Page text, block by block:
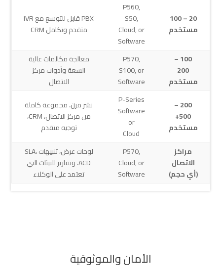
20 – 100
مستخدم
P560,
S50,
Cloud, or
Software
PBX قابل للتوسع مع IVR
متقدم وتكامل CRM
100 –
200
مستخدم
P570,
S100, or
Software
معالجة مكالمات عالية
السعة وأدوات مركز
الاتصال
200 –
500+
مستخدم
P-Series
Software
or
Cloud
نشر مرن، مجموعة كاملة
من مركز الاتصال، CRM،
توجيه متقدم
مراكز
الاتصال
(أي حجم)
P570,
Cloud, or
Software
لوحات عرض، تنبيهات SLA،
ACD، وتقارير للبيئات التي
تعتمد على الوكلاء
الأمان والموثوقية